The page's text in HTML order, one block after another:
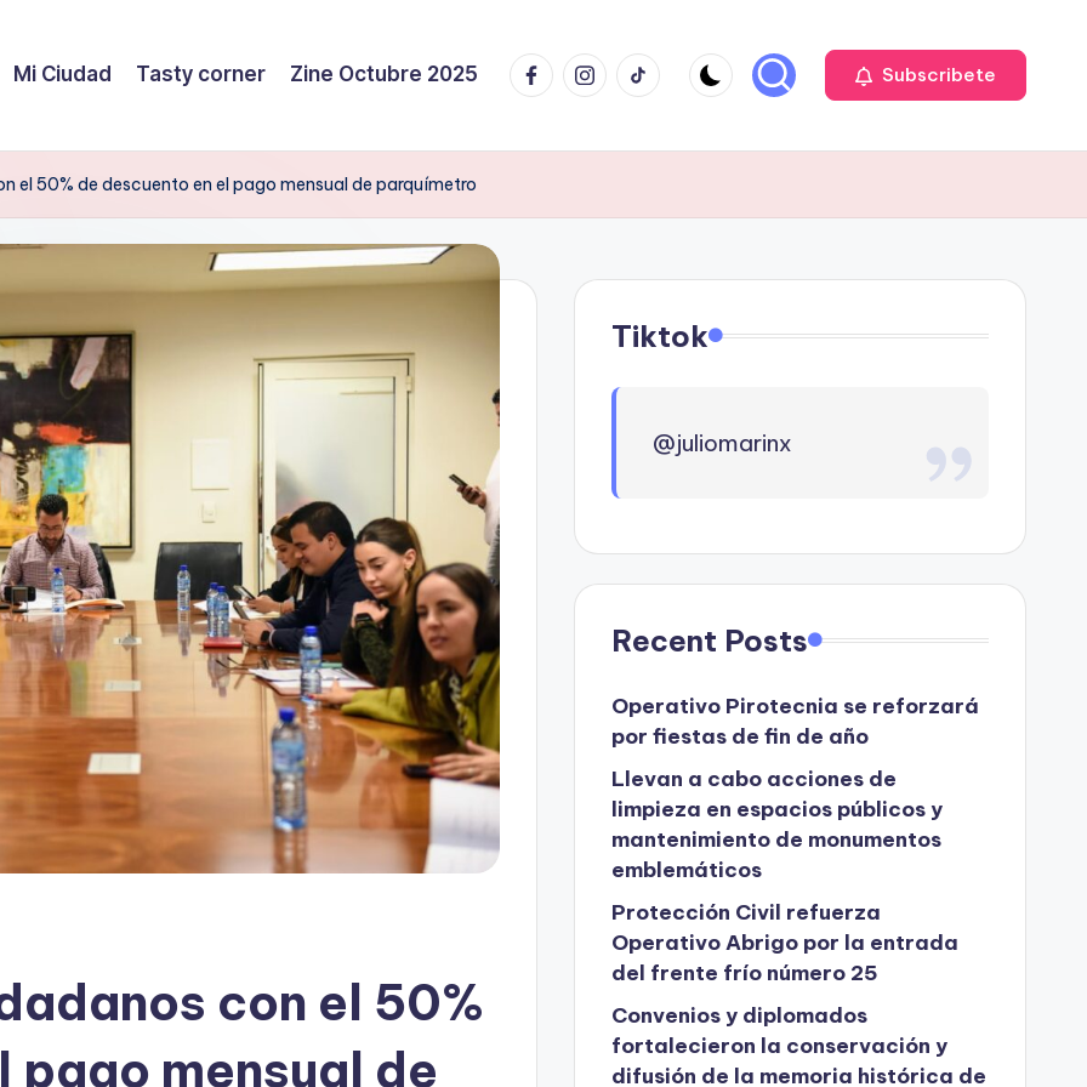
Mi Ciudad Tasty corner Zine Octubre 2025 FacebookInstagram
TIKTOK Subscribete
el 50% de descuento en el pago mensual de parquímetro
con el 50%
pago mensual de
Tiktok
@juliomarinx
Recent Posts
Operativo Pirotecnia se reforzará
por fiestas de fin de año
Llevan a cabo acciones de
limpieza en espacios públicos y
mantenimiento de monumentos
emblemáticos
Protección Civil refuerza
Operativo Abrigo por la entrada
del frente frío número 25
Convenios y diplomados
fortalecieron la conservación y
difusión de la memoria histórica de